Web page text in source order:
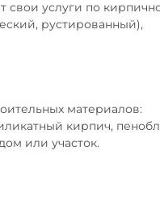
свои услуги по
рустированный),
материалов:
кирпич,
или участок.